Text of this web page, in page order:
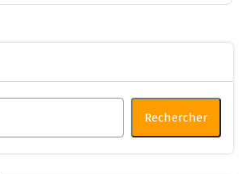
Rechercher